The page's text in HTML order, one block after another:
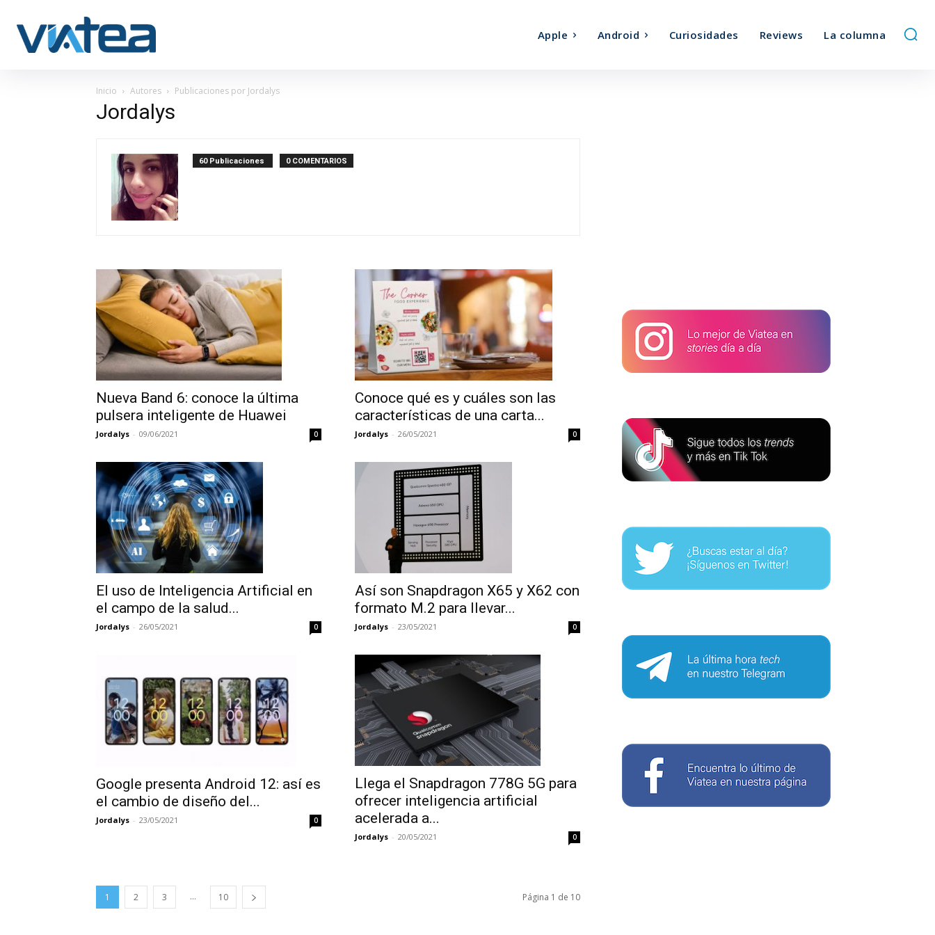
Apple Android Curiosidades Reviews La columna
Inicio Autores Publicaciones por Jordalys
Jordalys
60 Publicaciones 0 COMENTARIOS
Nueva Band 6: conoce la última
pulsera inteligente de Huawei
Jordalys - 09/06/2021 0
Conoce qué es y cuáles son las
características de una carta...
Jordalys - 26/05/2021 0
El uso de Inteligencia Artificial en
el campo de la salud...
Jordalys - 26/05/2021 0
Así son Snapdragon X65 y X62 con
formato M.2 para llevar...
Jordalys - 23/05/2021 0
Google presenta Android 12: así es
el cambio de diseño del...
Jordalys - 23/05/2021 0
Llega el Snapdragon 778G 5G para
ofrecer inteligencia artificial
acelerada a...
Jordalys - 20/05/2021 0
1 2 3 ... 10 Página 1 de 10